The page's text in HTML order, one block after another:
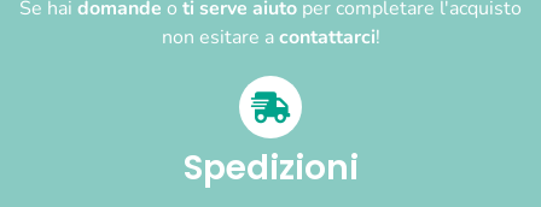
Se hai domande o ti serve aiuto per completare l'acquisto
non esitare acontattarci!
Spedizioni